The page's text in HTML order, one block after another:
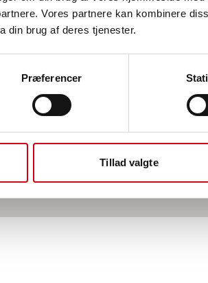
Vores partnere kan kombinere
din brug af deres tjenester.
Præferencer
Tillad valgte
Teknisk isolering i Roskilde
Teknisk isolering i Næstved
Teknisk isolering i København
Teknisk isolering i Sorø
Teknisk isolering i Faxe
Teknisk isolering i Korsør